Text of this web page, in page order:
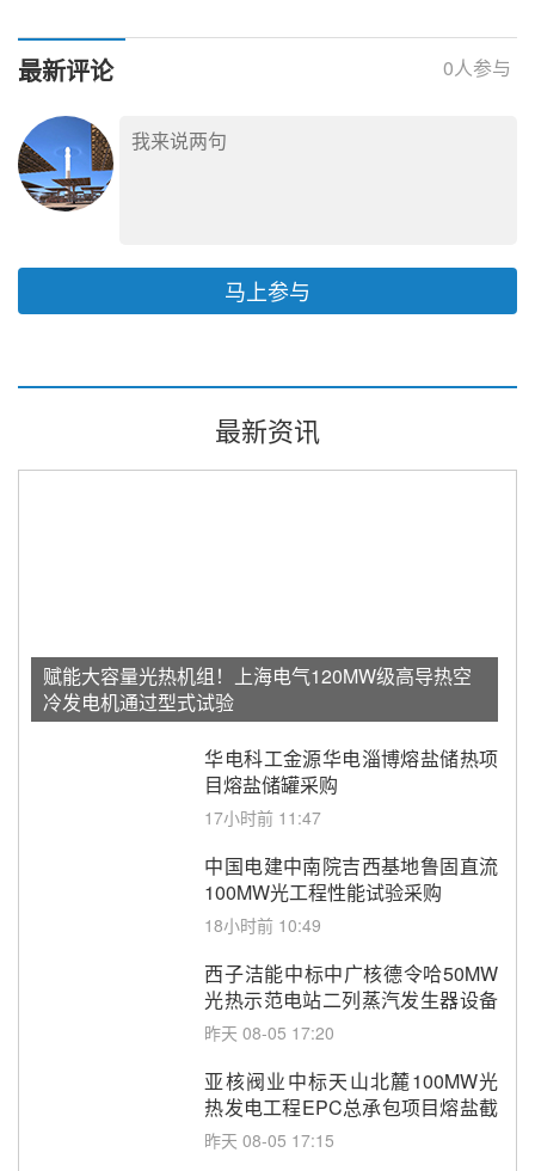
最新评论 0人参与
马上参与
最新资讯
赋能大容量光热机组！上海电气120MW级高导热空
冷发电机通过型式试验
华电科工金源华电淄博熔盐储热项
目熔盐储罐采购
17小时前 11:47
中国电建中南院吉西基地鲁固直流
100MW光工程性能试验采购
18小时前 10:49
西子洁能中标中广核德令哈50MW
光热示范电站二列蒸汽发生器设备
采购
昨天 08-05 17:20
亚核阀业中标天山北麓100MW光
热发电工程EPC总承包项目熔盐截
止阀、熔盐三偏心蝶阀采购
昨天 08-05 17:15